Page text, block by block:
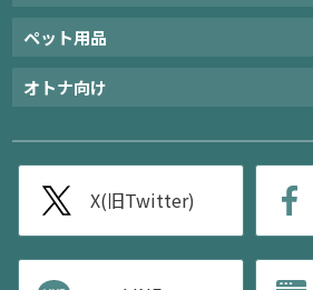
ペット用品
オトナ向け
X(旧Twitter)